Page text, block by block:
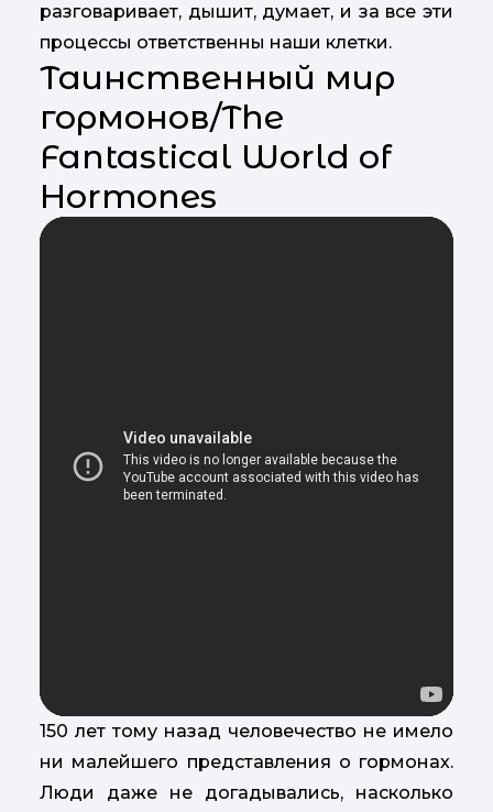
разговаривает, дышит, думает, и за все эти
процессы ответственны наши клетки.
Таинственный мир
гормонов/The
Fantastical World of
Hormones
150 лет тому назад человечество не имело
ни малейшего представления о гормонах.
Люди даже не догадывались, насколько